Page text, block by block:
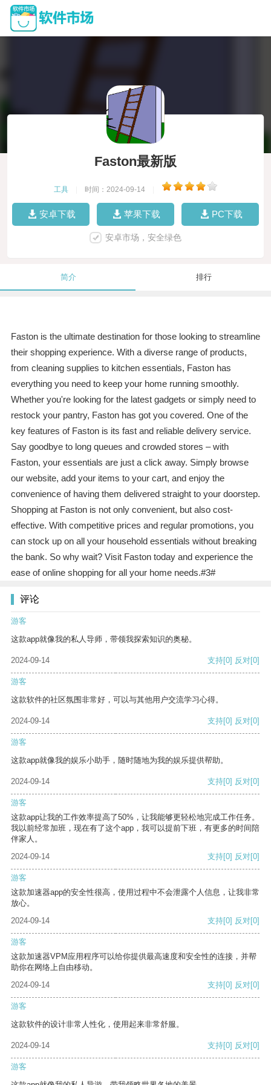
Faston最新版
工具 时间：2024-09-14
安卓下载 苹果下载 PC下载
安卓市场，安全绿色
简介 排行
Faston is the ultimate destination for those looking to streamline
their shopping experience. With a diverse range of products,
from cleaning supplies to kitchen essentials, Faston has
everything you need to keep your home running smoothly.
Whether you're looking for the latest gadgets or simply need to
restock your pantry, Faston has got you covered. One of the
key features of Faston is its fast and reliable delivery service.
Say goodbye to long queues and crowded stores – with
Faston, your essentials are just a click away. Simply browse
our website, add your items to your cart, and enjoy the
convenience of having them delivered straight to your doorstep.
Shopping at Faston is not only convenient, but also cost-
effective. With competitive prices and regular promotions, you
can stock up on all your household essentials without breaking
the bank. So why wait? Visit Faston today and experience the
ease of online shopping for all your home needs.#3#
评论
游客
这款app就像我的私人导师，带领我探索知识的奥秘。
2024-09-14 支持[0] 反对[0]
游客
这款软件的社区氛围非常好，可以与其他用户交流学习心得。
2024-09-14 支持[0] 反对[0]
游客
这款app就像我的娱乐小助手，随时随地为我的娱乐提供帮助。
2024-09-14 支持[0] 反对[0]
游客
这款app让我的工作效率提高了50%，让我能够更轻松地完成工作任务。
我以前经常加班，现在有了这个app，我可以提前下班，有更多的时间陪
伴家人。
2024-09-14
支持[0] 反对[0]
游客
这款加速器app的安全性很高，使用过程中不会泄露个人信息，让我非常
放心。
2024-09-14
支持[0] 反对[0]
游客
这款加速器VPM应用程序可以给你提供最高速度和安全性的连接，并帮
助你在网络上自由移动。
2024-09-14
支持[0] 反对[0]
游客
这款软件的设计非常人性化，使用起来非常舒服。
2024-09-14 支持[0] 反对[0]
游客